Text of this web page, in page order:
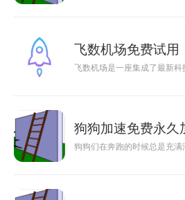
飞数机场免费试用
飞数机场是一座集成了最新
狗狗加速免费永久
狗狗们在奔跑的时候总是充